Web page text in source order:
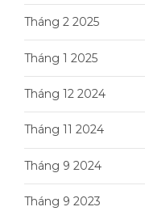
Tháng 2 2025
Tháng 1 2025
Tháng 12 2024
Tháng 11 2024
Tháng 9 2024
Tháng 9 2023